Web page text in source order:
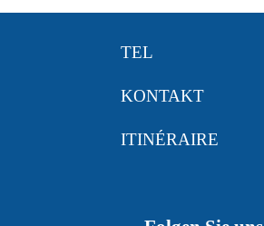
TEL
KONTAKT
ITINÉRAIRE